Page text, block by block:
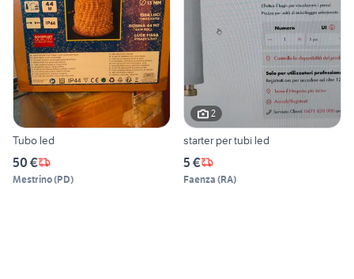
Tubo led
50 €
Mestrino(PD)
2
starter per tubi led
5 €
Faenza (RA)